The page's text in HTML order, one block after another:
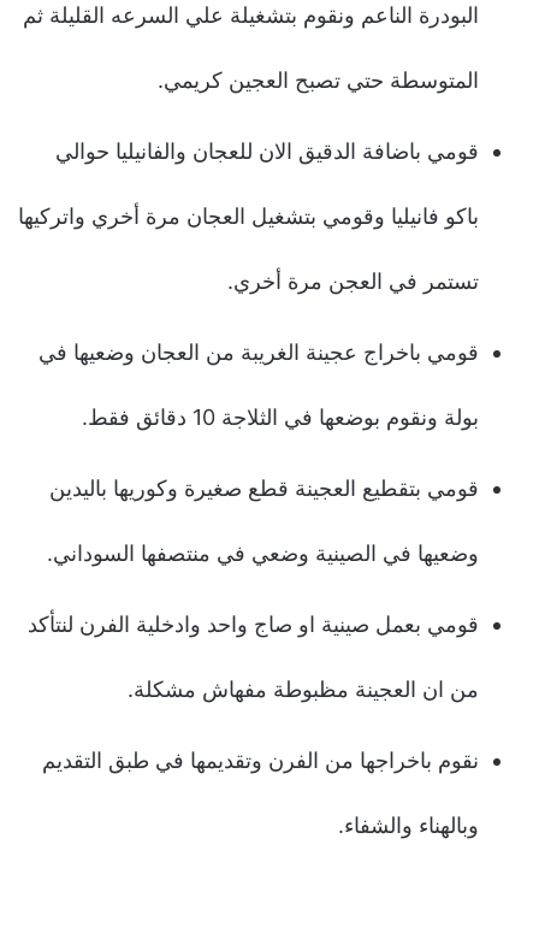
البودرة الناعم ونقوم بتشغيلة علي السرعه القليلة ثم
المتوسطة حتي تصبح العجين كريمي.
قومي باضافة الدقيق الان للعجان والفانيليا حوالي
باكو فانيليا وقومي بتشغيل العجان مرة أخري واتركيها
تستمر في العجن مرة أخري.
قومي باخراج عجينة الغريبة من العجان وضعيها في
بولة ونقوم بوضعها في الثلاجة 10 دقائق فقط.
قومي بتقطيع العجينة قطع صغيرة وكوريها باليدين
وضعيها في الصينية وضعي في منتصفها السوداني.
قومي بعمل صينية او صاج واحد وادخلية الفرن لنتأكد
من ان العجينة مظبوطة مفهاش مشكلة.
نقوم باخراجها من الفرن وتقديمها في طبق التقديم
وبالهناء والشفاء.